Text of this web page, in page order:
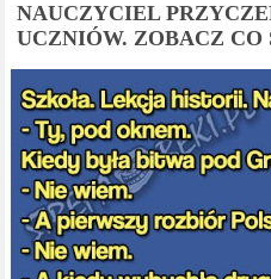
NAUCZYCIEL
UCZNIÓW. ZOBACZ